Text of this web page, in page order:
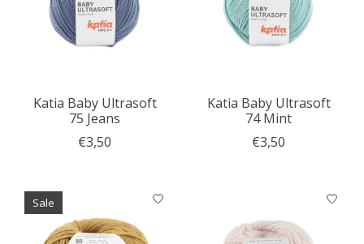
Katia Baby Ultrasoft
75 Jeans
€3,50
Katia Baby Ultrasoft
74 Mint
€3,50
Sale